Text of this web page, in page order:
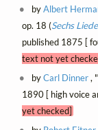
byAlbert
op. 18 (Sechs
published 1875 [
text not yet
byCarl Dinner,
1890 [ high voice
yet checked]